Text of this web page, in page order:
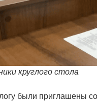
круглого стола
были приглашены